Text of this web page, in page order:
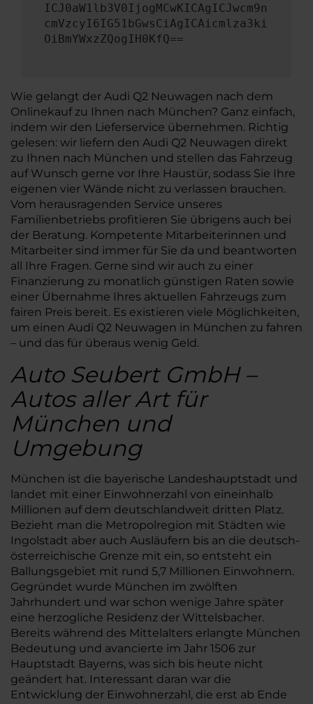
ICJ0aW1lb3V0IjogMCwKICAgICJwcm9n
cmVzcyI6IG51bGwsCiAgICAicmlza3ki
OiBmYWxzZQogIH0KfQ==
Wie gelangt der Audi Q2 Neuwagen nach dem
Onlinekauf zu Ihnen nach München? Ganz einfach,
indem wir den Lieferservice übernehmen. Richtig
gelesen: wir liefern den Audi Q2 Neuwagen direkt
zu Ihnen nach München und stellen das Fahrzeug
auf Wunsch gerne vor Ihre Haustür, sodass Sie Ihre
eigenen vier Wände nicht zu verlassen brauchen.
Vom herausragenden Service unseres
Familienbetriebs profitieren Sie übrigens auch bei
der Beratung. Kompetente Mitarbeiterinnen und
Mitarbeiter sind immer für Sie da und beantworten
all Ihre Fragen. Gerne sind wir auch zu einer
Finanzierung zu monatlich günstigen Raten sowie
einer Übernahme Ihres aktuellen Fahrzeugs zum
fairen Preis bereit. Es existieren viele Möglichkeiten,
um einen Audi Q2 Neuwagen in München zu fahren
– und das für überaus wenig Geld.
Auto Seubert GmbH –
Autos aller Art für
München und
Umgebung
München ist die bayerische Landeshauptstadt und
landet mit einer Einwohnerzahl von eineinhalb
Millionen auf dem deutschlandweit dritten Platz.
Bezieht man die Metropolregion mit Städten wie
Ingolstadt aber auch Ausläufern bis an die deutsch-
österreichische Grenze mit ein, so entsteht ein
Ballungsgebiet mit rund 5,7 Millionen Einwohnern.
Gegründet wurde München im zwölften
Jahrhundert und war schon wenige Jahre später
eine herzogliche Residenz der Wittelsbacher.
Bereits während des Mittelalters erlangte München
Bedeutung und avancierte im Jahr 1506 zur
Hauptstadt Bayerns, was sich bis heute nicht
geändert hat. Interessant daran war die
Entwicklung der Einwohnerzahl, die erst ab Ende